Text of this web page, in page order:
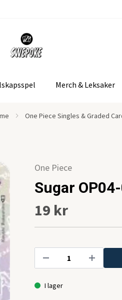
Merch & Leksaker
One Piece Singles & Graded
One Piece
Sugar
19 kr
I lager